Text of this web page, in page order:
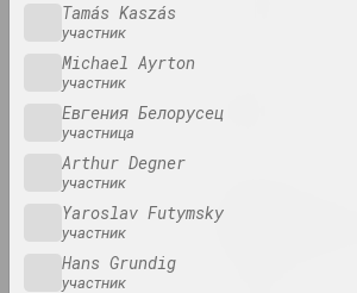
Limbo
LOWER EDGE
Tamás Kaszás
участник
Michael Ayrton
участник
Евгения Белорусец
участница
Arthur Degner
участник
Yaroslav Futymsky
участник
Hans Grundig
участник